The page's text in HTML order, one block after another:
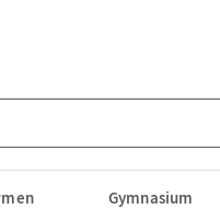
Gymnasium